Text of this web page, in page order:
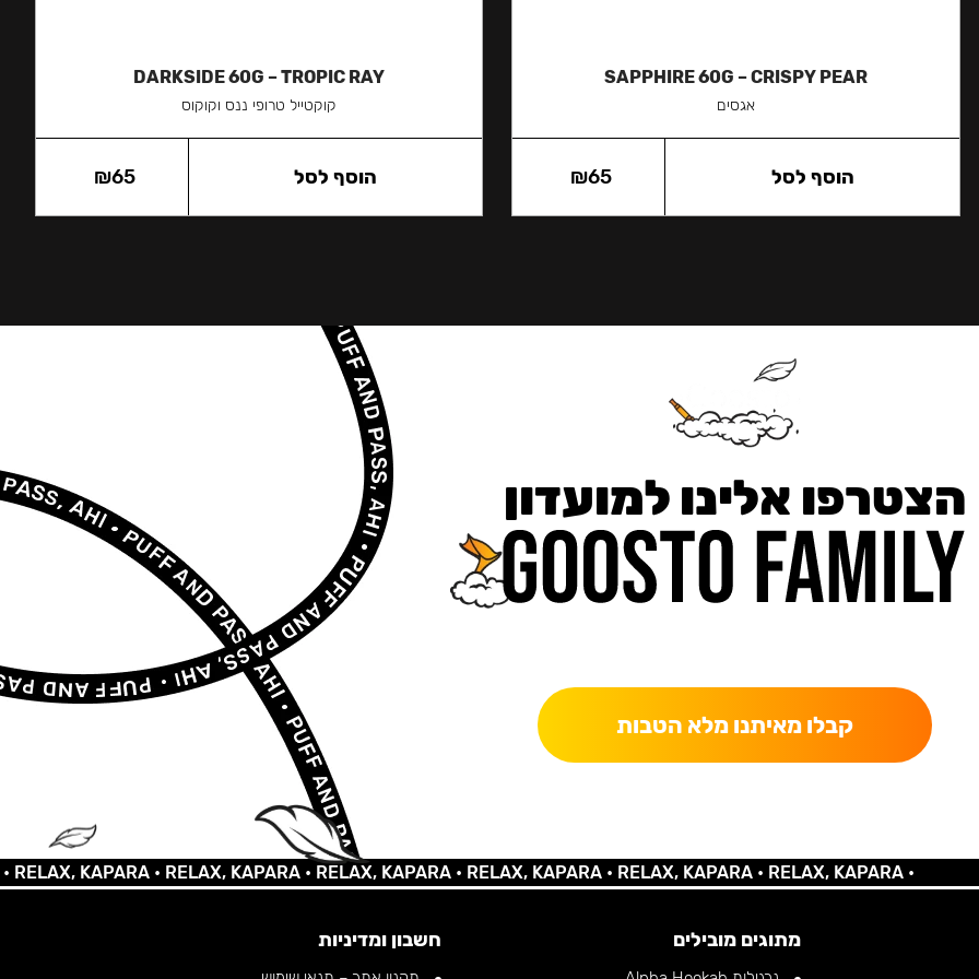
SAPPHIRE 60G – CRISPY PEAR
אגסים
₪65 הוסף לסל
DARKSIDE 60G – TROPIC RAY
קוקטייל טרופי ננס וקוקוס
₪65 הוסף לסל
הצטרפו אלינו למועדון
קבלו מאיתנו מלא הטבות
KAPARA •RELAX, KAPARA •RELAX, KAPARA •RELAX, KAPARA •RELAX, KAPARA •RELAX, KAPARA •
מתוגים מובילים חשבון ומדיניות